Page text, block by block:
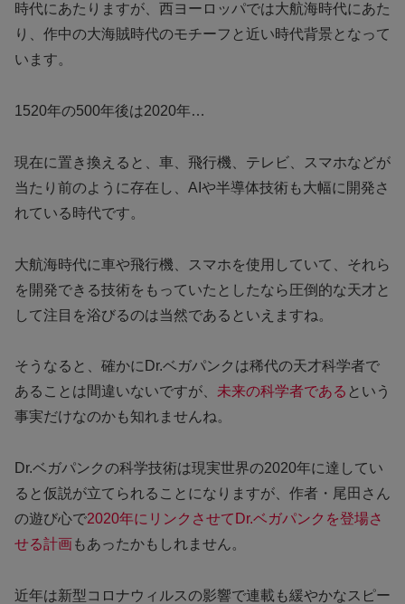
時代にあたりますが、西ヨーロッパでは大航海時代にあた
り、作中の大海賊時代のモチーフと近い時代背景となって
います。
1520年の500年後は2020年…
現在に置き換えると、車、飛行機、テレビ、スマホなどが
当たり前のように存在し、AIや半導体技術も大幅に開発さ
れている時代です。
大航海時代に車や飛行機、スマホを使用していて、それら
を開発できる技術をもっていたとしたなら圧倒的な天才と
して注目を浴びるのは当然であるといえますね。
そうなると、確かにDr.ベガパンクは稀代の天才科学者で
あることは間違いないですが、 未来の科学者である という
事実だけなのかも知れませんね。
Dr.ベガパンクの科学技術は現実世界の2020年に達してい
ると仮説が立てられることになりますが、作者・尾田さん
の遊び心で2020年にリンクさせてDr.ベガパンクを登場さ
せる計画もあったかもしれません。
近年は新型コロナウィルスの影響で連載も緩やかなスピー